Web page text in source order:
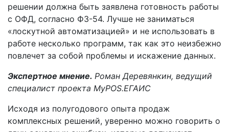
решении должна быть заявлена готовность работы
с ОФД, согласно ФЗ-54. Лучше не заниматься
«лоскутной автоматизацией» и не использовать в
работе несколько программ, так как это неизбежно
повлечет за собой проблемы и искажение данных.
Экспертное мнение. Роман Деревянкин, ведущий
специалист проекта MyPOS.ЕГАИС
Исходя из полугодового опыта продаж
комплексных решений, уверенно можно говорить о